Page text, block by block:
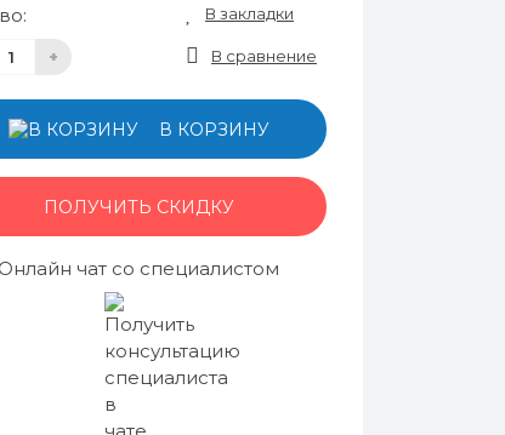
+
В закладки
В сравнение
В КОРЗИНУ
ПОЛУЧИТЬ СКИДКУ
Онлайн чат со специалистом